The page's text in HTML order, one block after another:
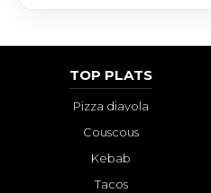
TOP PLATS
Pizza diavola
Couscous
Kebab
Tacos